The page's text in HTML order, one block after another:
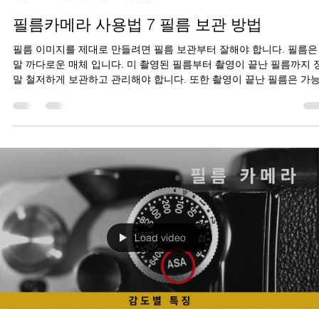
필름카메라 사용법 7 필름 보관 방법
필름 이미지를 제대로 만들려면 필름 보관부터 잘해야 합니다. 필름
말 까다로운 매체 입니다. 미 촬영된 필름부터 촬영이 끝난 필름까지
말 철저하게 보관하고 관리해야 합니다. 또한 촬영이 끝난 필름은 가
Load video